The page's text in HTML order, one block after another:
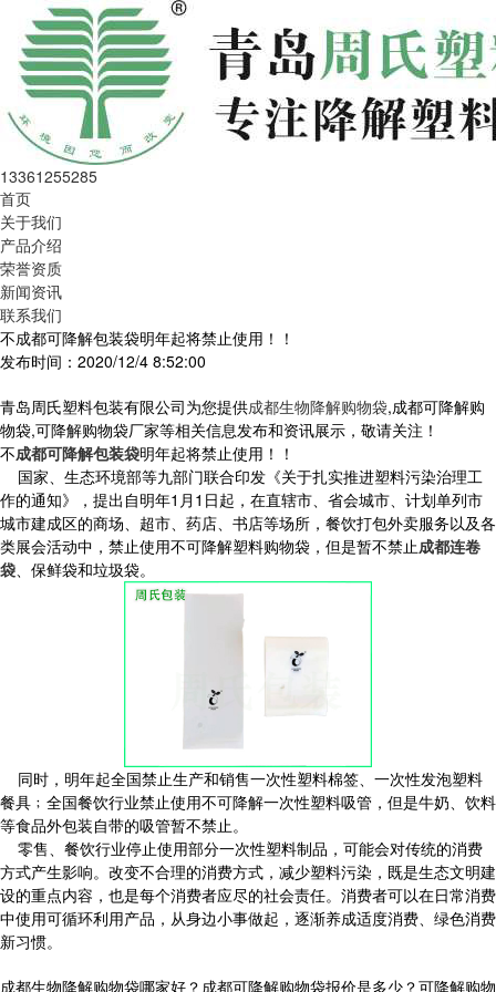
13361255285
首页
关于我们
产品介绍
荣誉资质
新闻资讯
联系我们
不成都可降解包装袋明年起将禁止使用！！
发布时间：2020/12/4 8:52:00
青岛周氏塑料包装有限公司为您提供成都生物降解购物袋,成都可降解购
物袋,可降解购物袋厂家等相关信息发布和资讯展示，敬请关注！
不成都可降解包装袋明年起将禁止使用！！
国家、生态环境部等九部门联合印发《关于扎实推进塑料污染治理工
作的通知》，提出自明年1月1日起，在直辖市、省会城市、计划单列市
城市建成区的商场、超市、药店、书店等场所，餐饮打包外卖服务以及各
类展会活动中，禁止使用不可降解塑料购物袋，但是暂不禁止成都连卷
袋、保鲜袋和垃圾袋。
同时，明年起全国禁止生产和销售一次性塑料棉签、一次性发泡塑料
餐具﹔全国餐饮行业禁止使用不可降解一次性塑料吸管，但是牛奶、饮料
等食品外包装自带的吸管暂不禁止。
零售、餐饮行业停止使用部分一次性塑料制品，可能会对传统的消费
方式产生影响。改变不合理的消费方式，减少塑料污染，既是生态文明建
设的重点内容，也是每个消费者应尽的社会责任。消费者可以在日常消费
中使用可循环利用产品，从身边小事做起，逐渐养成适度消费、绿色消费
新习惯。
成都生物降解购物袋哪家好？成都可降解购物袋报价是多少？可降解购物